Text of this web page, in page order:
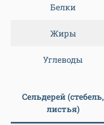
Белки
Жиры
Углеводы
Сельдерей (стебель,
листья)